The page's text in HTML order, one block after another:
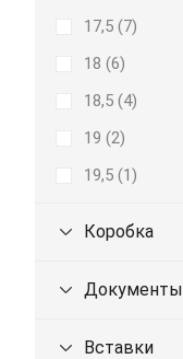
17,5 (7)
18 (6)
18,5 (4)
19 (2)
19,5 (1)
Коробка
Документы
Вставки